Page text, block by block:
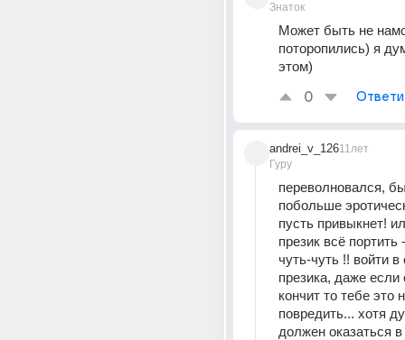
Знаток
Может быть не
поторопились) я
этом)
0
andrei_v_126
Гуру
11лет
переволновался,
побольше
пусть привыкнет!
презик всё портить
чуть-чуть !! войти в
презика, даже если
кончит то тебе это
повредить... хотя
должен оказаться